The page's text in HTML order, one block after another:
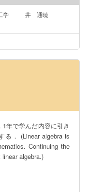
学 井 通暁
年で学んだ内容に引き
る． (Linear algebra is
Continuing the
algebra.)